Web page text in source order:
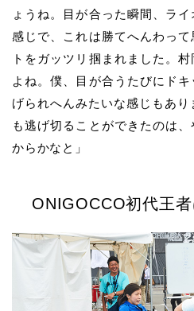
ょうね。目が合った瞬間、ラ
感じで、これは勝てへんわっ
トをガッツリ掴まれました。
よね。僕、目が合うたびにド
げられへんみたいな感じもあ
も逃げ切ることができたのは
からかなと」
ONIGOCCO初代王